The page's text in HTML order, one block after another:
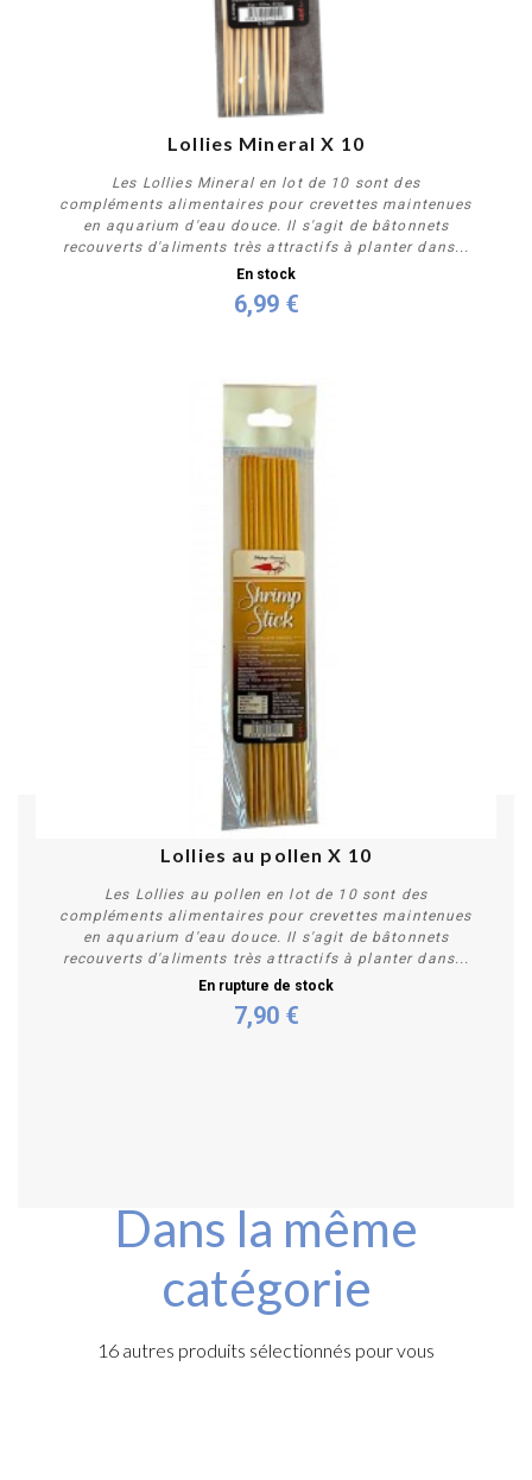
Lollies Mineral X 10
Les Lollies Mineral en lot de 10 sont des
compléments alimentaires pour crevettes maintenues
en aquarium d'eau douce. Il s'agit de bâtonnets
recouverts d'aliments très attractifs à planter dans...
En stock
6,99 €
Lollies au pollen X 10
Les Lollies au pollen en lot de 10 sont des
compléments alimentaires pour crevettes maintenues
en aquarium d'eau douce. Il s'agit de bâtonnets
recouverts d'aliments très attractifs à planter dans...
En rupture de stock
7,90 €
Dans la même
catégorie
16 autres produits sélectionnés pour vous